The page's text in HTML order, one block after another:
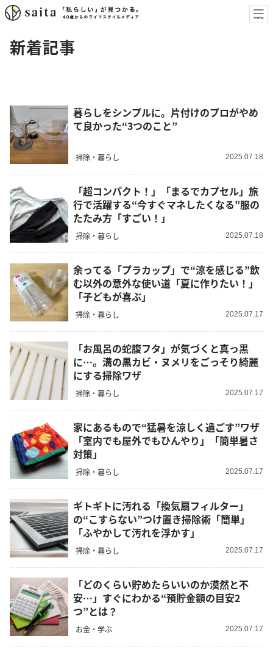
新着記事
暮らしをシンプルに。片付けのプロがやめ
て良かった“3つのこと”
掃除・暮らし 2025.07.18
「超コンパクト！」「まるでカプセル」旅
行で活躍する“今すぐマネしたくなる”服の
たたみ方「すごい！」
掃除・暮らし 2025.07.18
余ってる「プラカップ」で“涼を感じる”飲
む以外の意外な使い道「夏に作りたい！」
「子どもが喜ぶ」
掃除・暮らし 2025.07.17
「お風呂の蛇腹フタ」が気づくと真っ黒
に…。溝の黒カビ・ヌメリをごっそり綺麗
にする掃除ワザ
掃除・暮らし 2025.07.17
家にあるもので“猛暑を涼しく過ごす”ワザ
「室内でも屋外でもひんやり」「簡単暑さ
対策」
掃除・暮らし 2025.07.17
ギトギトに汚れる「換気扇フィルター」
の“こすらない”つけ置き掃除術「簡単」
「ふやかして汚れを浮かす」
掃除・暮らし 2025.07.17
「どのくらい貯めたらいいのか漠然と不
安…」すぐにわかる“預貯金額の目安2
つ”とは？
お金・学ぶ 2025.07.17